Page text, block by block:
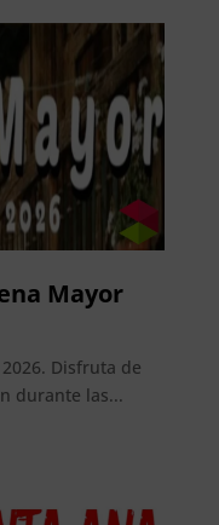
Mayor
Disfruta de
durante las...